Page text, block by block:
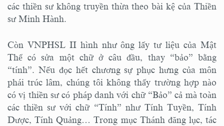
các thiền sư không truyền thừa theo bài kệ của Thiền
sư Minh Hành.
Còn VNPHSL II hình như ông lấy tư liệu của Mật
Thể có sửa một chữ ở câu đầu, thay “bảo” bằng
“tính”. Nếu đọc hết chương sự phục hưng của môn
phái trúc lâm, chúng tôi không thấy trường hợp nào
có vị thiền sư có pháp danh với chữ “Bảo” cả mà toàn
các thiền sư với chữ “Tính” như Tính Tuyền, Tính
Dược, Tính Quảng… Trong mục Thánh đăng lục, tác